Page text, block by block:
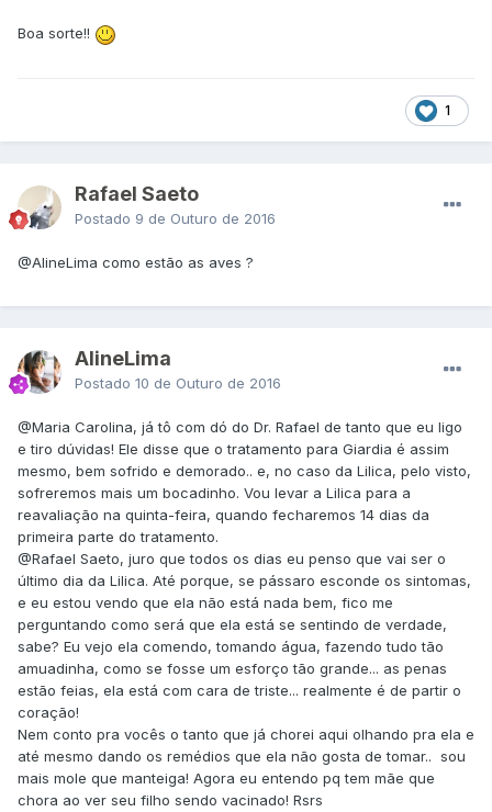
Boa sorte!!
1
Rafael Saeto
Postado 9 de Outuro de 2016
@AlineLima como estão as aves ?
AlineLima
Postado 10 de Outuro de 2016
@Maria Carolina, já tô com dó do Dr. Rafael de tanto que eu ligo
e tiro dúvidas! Ele disse que o tratamento para Giardia é assim
mesmo, bem sofrido e demorado.. e, no caso da Lilica, pelo visto,
sofreremos mais um bocadinho. Vou levar a Lilica para a
reavaliação na quinta-feira, quando fecharemos 14 dias da
primeira parte do tratamento.
@Rafael Saeto, juro que todos os dias eu penso que vai ser o
último dia da Lilica. Até porque, se pássaro esconde os sintomas,
e eu estou vendo que ela não está nada bem, fico me
perguntando como será que ela está se sentindo de verdade,
sabe? Eu vejo ela comendo, tomando água, fazendo tudo tão
amuadinha, como se fosse um esforço tão grande... as penas
estão feias, ela está com cara de triste... realmente é de partir o
coração!
Nem conto pra vocês o tanto que já chorei aqui olhando pra ela e
até mesmo dando os remédios que ela não gosta de tomar.. sou
mais mole que manteiga! Agora eu entendo pq tem mãe que
chora ao ver seu filho sendo vacinado! Rsrs